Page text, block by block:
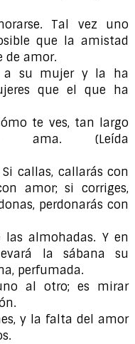
Tal vez uno
que la amistad
de amor.
a su mujer y la ha
que el que ha
te ves, tan largo
ama. (Leída
callas, callarás con
amor; si corriges,
perdonarás con
las almohadas. Y en
la sábana su
perfumada.
al otro; es mirar
y la falta del amor